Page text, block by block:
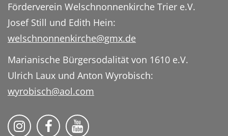
Förderverein Welschnonnenkirche Trier e.V.
Josef Still und Edith Hein:
welschnonnenkirche@gmx.de
Marianische Bürgersodalität von 1610 e.V.
Ulrich Laux und Anton Wyrobisch:
wyrobisch@aol.com
Folge uns auf Instragram
Folge uns auf Facebook
Folge uns auf YouTube